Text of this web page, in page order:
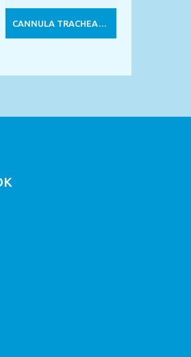
CANNULA TRACHEALE CHEVALIER JACKSON